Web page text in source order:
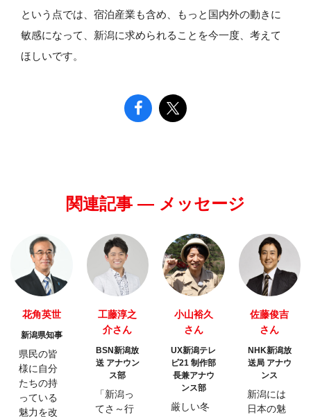
という点では、宿泊産業も含め、もっと国内外の動きに
敏感になって、新潟に求められることを今一度、考えて
ほしいです。
関連記事 — メッセージ
花角英世
新潟県知事
県民の皆
様に自分
たちの持
っている
魅力を改
工藤淳之
介さん
BSN新潟放
送 アナウン
ス部
「新潟っ
てさ～行
小山裕久
さん
UX新潟テレ
ビ21 制作部
長兼アナウ
ンス部
厳しい冬
佐藤俊吉
さん
NHK新潟放
送局 アナウ
ンス
新潟には
日本の魅